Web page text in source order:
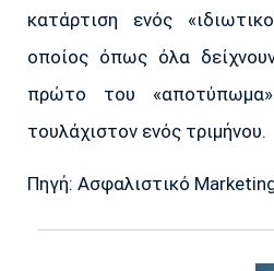
κατάρτιση ενός
οποίος όπως όλα
πρώτο του
τουλάχιστον ενός τριμήνου.
Πηγή: Ασφαλιστικό